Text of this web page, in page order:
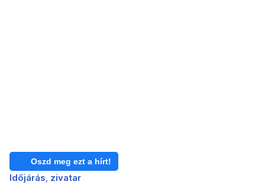
Oszd meg ezt a hírt!
Időjárás zivatar